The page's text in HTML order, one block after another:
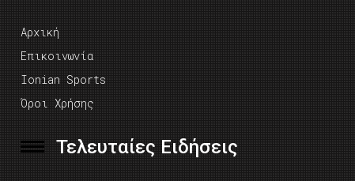
Αρχική
Επικοινωνία
Ionian Sports
Όροι Χρήσης
Τελευταίες Ειδήσεις